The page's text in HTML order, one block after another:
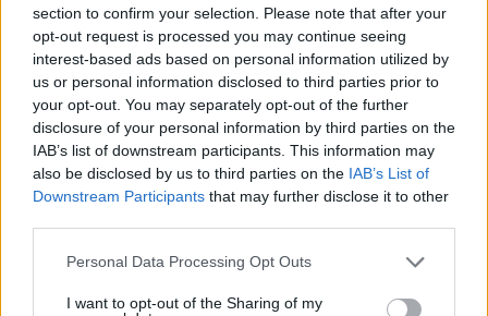
section to confirm your selection. Please note that after your
opt-out request is processed you may continue seeing
interest-based ads based on personal information utilized by
us or personal information disclosed to third parties prior to
your opt-out. You may separately opt-out of the further
disclosure of your personal information by third parties on the
IAB’s list of downstream participants. This information may
also be disclosed by us to third parties on the IAB’s List of
Downstream Participants that may further disclose it to other
Please note that this website/app uses one or more Google
not limited to your visit or usage behaviour. You may click to
Personal Data Processing Opt Outs
I want to opt-out of the Sharing of my